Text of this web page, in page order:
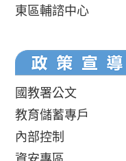
東區輔諮中心
國教署公文
教育儲蓄專戶
內部控制